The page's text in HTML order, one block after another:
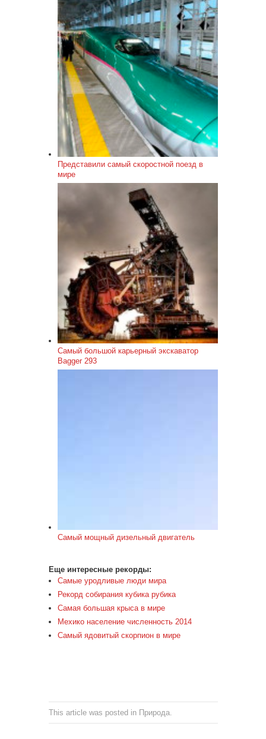
Представили самый скоростной поезд в
мире
Самый большой карьерный экскаватор
Bagger 293
Самый мощный дизельный двигатель
Еще интересные рекорды:
Самые уродливые люди мира
Рекорд собирания кубика рубика
Самая большая крыса в мире
Мехико население численность 2014
Самый ядовитый скорпион в мире
This article was posted in Природа.